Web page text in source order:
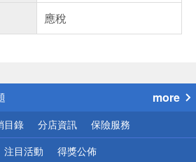
應稅
配送
！請小心！
more
目錄 分店資訊 保險服務
注目活動 得獎公佈